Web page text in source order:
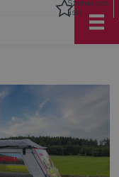
Személyes
lista